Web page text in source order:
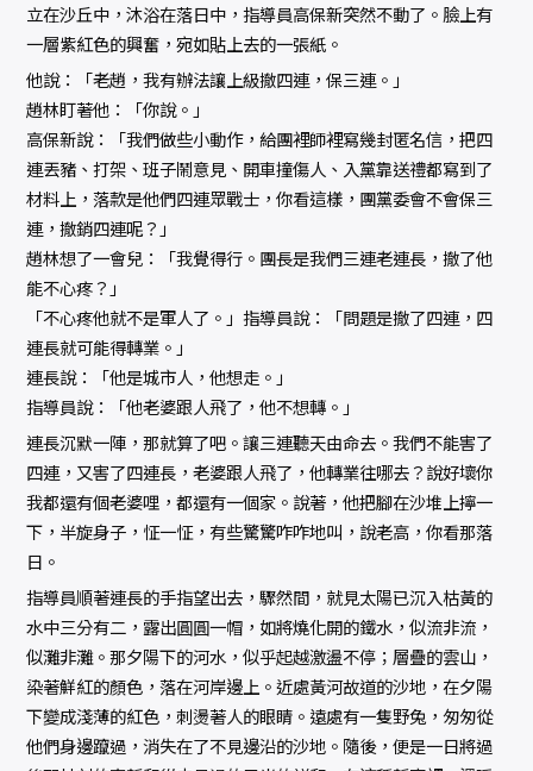
立在沙丘中，沐浴在落日中，指導員高保新突然不動了。臉上有
一層紫紅色的興奮，宛如貼上去的一張紙。
他說：「老趙，我有辦法讓上級撤四連，保三連。」
趙林盯著他：「你說。」
高保新說：「我們做些小動作，給團裡師裡寫幾封匿名信，把四
連丟豬、打架、班子鬧意見、開車撞傷人、入黨靠送禮都寫到了
材料上，落款是他們四連眾戰士，你看這樣，團黨委會不會保三
連，撤銷四連呢？」
趙林想了一會兒：「我覺得行。團長是我們三連老連長，撤了他
能不心疼？」
「不心疼他就不是軍人了。」指導員說：「問題是撤了四連，四
連長就可能得轉業。」
連長說：「他是城市人，他想走。」
指導員說：「他老婆跟人飛了，他不想轉。」
連長沉默一陣，那就算了吧。讓三連聽天由命去。我們不能害了
四連，又害了四連長，老婆跟人飛了，他轉業往哪去？說好壞你
我都還有個老婆哩，都還有一個家。說著，他把腳在沙堆上擰一
下，半旋身子，怔一怔，有些驚驚咋咋地叫，說老高，你看那落
日。
指導員順著連長的手指望出去，驟然間，就見太陽已沉入枯黃的
水中三分有二，露出圓圓一帽，如將燒化開的鐵水，似流非流，
似灘非灘。那夕陽下的河水，似乎起越激盪不停；層疊的雲山，
染著鮮紅的顏色，落在河岸邊上。近處黃河故道的沙地，在夕陽
下變成淺薄的紅色，刺燙著人的眼睛。遠處有一隻野兔，匆匆從
他們身邊躥過，消失在了不見邊沿的沙地。隨後，便是一日將過